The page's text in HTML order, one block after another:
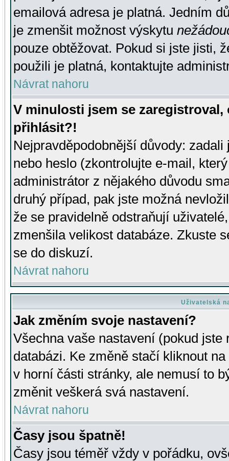
emailová adresa je platná. Jedním
je zmenšit možnost výskytu
pouze obtěžovat. Pokud si jste jisti,
použili je platná, kontaktujte
Návrat nahoru
V minulosti jsem se
přihlásit?!
Nejpravděpodobnější důvody:
nebo heslo (zkontrolujte e-mail,
administrátor z nějakého důvodu
druhý případ, pak jste možná
že se pravidelně odstraňují
zmenšila velikost databáze. Zkuste
se do diskuzí.
Návrat nahoru
Uživatelská
Jak změním svoje nastavení?
Všechna vaše nastavení (pokud
databázi. Ke změně stačí kliknout
v horní části stránky, ale nemusí to
změnit veškerá svá nastavení.
Návrat nahoru
Časy jsou špatně!
Časy jsou téměř vždy v pořádku,